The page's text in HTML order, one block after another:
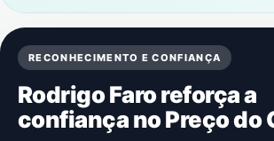
RECONHECIMENTO E CONFIANÇA
Rodrigo Faro reforça a
confiança no Preço do